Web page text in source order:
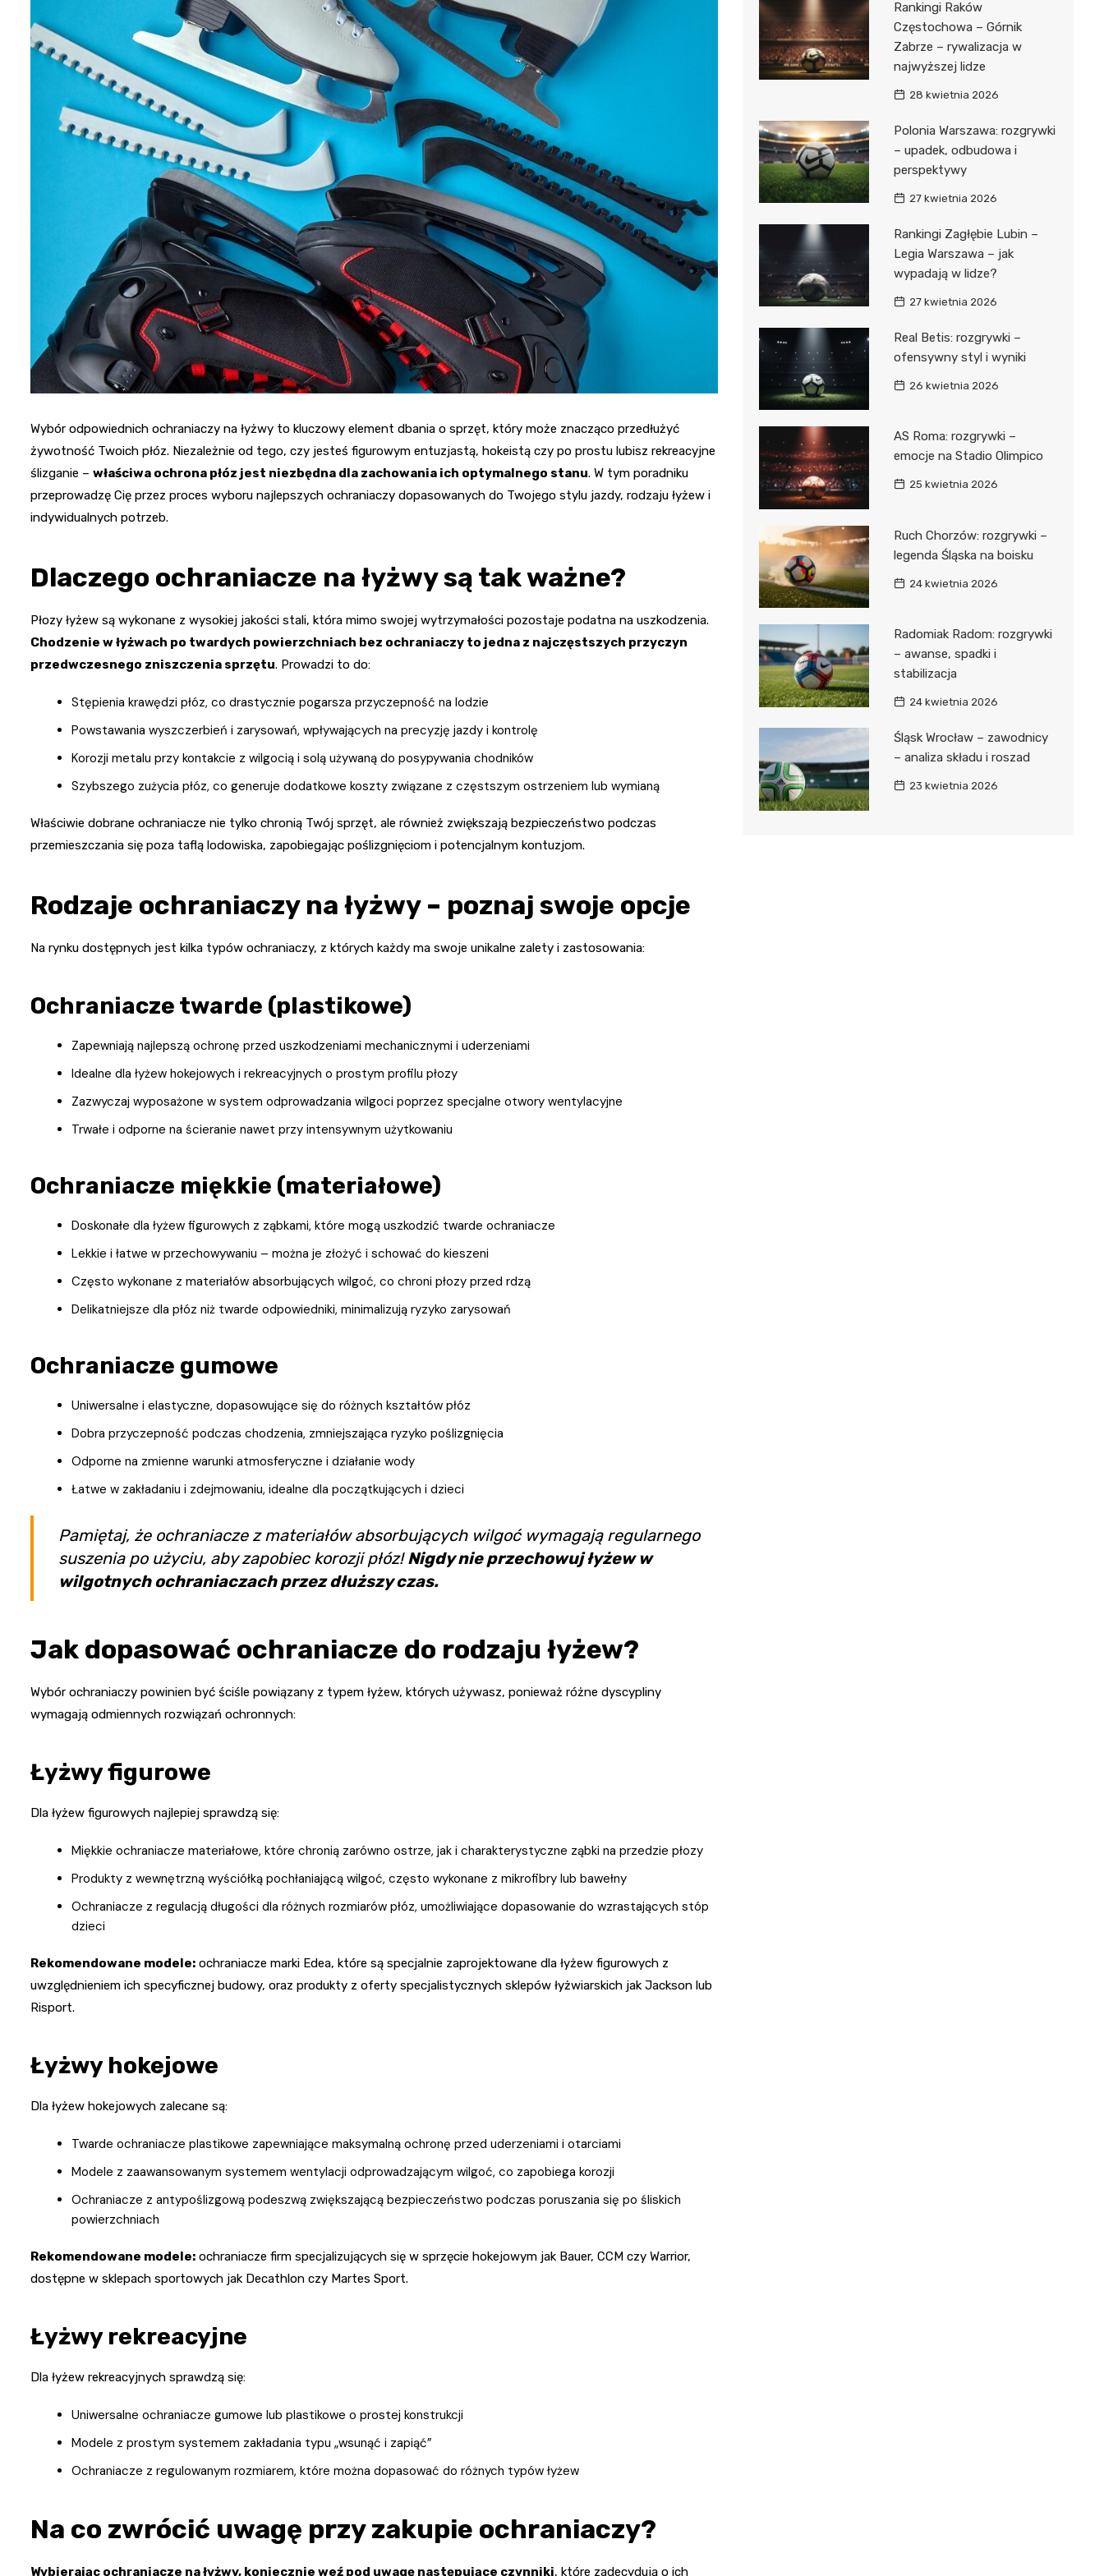
Wybór odpowiednich ochraniaczy na łyżwy to kluczowy element dbania o sprzęt, który może znacząco przedłużyć
żywotność Twoich płóz. Niezależnie od tego, czy jesteś figurowym entuzjastą, hokeistą czy po prostu lubisz rekreacyjne
ślizganie – właściwa ochrona płóz jest niezbędna dla zachowania ich optymalnego stanu. W tym poradniku
przeprowadzę Cię przez proces wyboru najlepszych ochraniaczy dopasowanych do Twojego stylu jazdy, rodzaju łyżew i
indywidualnych potrzeb.
Dlaczego ochraniacze na łyżwy są tak ważne?
Płozy łyżew są wykonane z wysokiej jakości stali, która mimo swojej wytrzymałości pozostaje podatna na uszkodzenia.
Chodzenie w łyżwach po twardych powierzchniach bez ochraniaczy to jedna z najczęstszych przyczyn
przedwczesnego zniszczenia sprzętu. Prowadzi to do:
Stępienia krawędzi płóz, co drastycznie pogarsza przyczepność na lodzie
Powstawania wyszczerbień i zarysowań, wpływających na precyzję jazdy i kontrolę
Korozji metalu przy kontakcie z wilgocią i solą używaną do posypywania chodników
Szybszego zużycia płóz, co generuje dodatkowe koszty związane z częstszym ostrzeniem lub wymianą
Właściwie dobrane ochraniacze nie tylko chronią Twój sprzęt, ale również zwiększają bezpieczeństwo podczas
przemieszczania się poza taflą lodowiska, zapobiegając poślizgnięciom i potencjalnym kontuzjom.
Rodzaje ochraniaczy na łyżwy – poznaj swoje opcje
Na rynku dostępnych jest kilka typów ochraniaczy, z których każdy ma swoje unikalne zalety i zastosowania:
Ochraniacze twarde (plastikowe)
Zapewniają najlepszą ochronę przed uszkodzeniami mechanicznymi i uderzeniami
Idealne dla łyżew hokejowych i rekreacyjnych o prostym profilu płozy
Zazwyczaj wyposażone w system odprowadzania wilgoci poprzez specjalne otwory wentylacyjne
Trwałe i odporne na ścieranie nawet przy intensywnym użytkowaniu
Ochraniacze miękkie (materiałowe)
Doskonałe dla łyżew figurowych z ząbkami, które mogą uszkodzić twarde ochraniacze
Lekkie i łatwe w przechowywaniu – można je złożyć i schować do kieszeni
Często wykonane z materiałów absorbujących wilgoć, co chroni płozy przed rdzą
Delikatniejsze dla płóz niż twarde odpowiedniki, minimalizują ryzyko zarysowań
Ochraniacze gumowe
Uniwersalne i elastyczne, dopasowujące się do różnych kształtów płóz
Dobra przyczepność podczas chodzenia, zmniejszająca ryzyko poślizgnięcia
Odporne na zmienne warunki atmosferyczne i działanie wody
Łatwe w zakładaniu i zdejmowaniu, idealne dla początkujących i dzieci
Pamiętaj, że ochraniacze z materiałów absorbujących wilgoć wymagają regularnego
suszenia po użyciu, aby zapobiec korozji płóz!Nigdy nie przechowuj łyżew w
wilgotnych ochraniaczach przez dłuższy czas.
Jak dopasować ochraniacze do rodzaju łyżew?
Wybór ochraniaczy powinien być ściśle powiązany z typem łyżew, których używasz, ponieważ różne dyscypliny
wymagają odmiennych rozwiązań ochronnych:
Łyżwy figurowe
Dla łyżew figurowych najlepiej sprawdzą się:
Miękkie ochraniacze materiałowe, które chronią zarówno ostrze, jak i charakterystyczne ząbki na przedzie płozy
Produkty z wewnętrzną wyściółką pochłaniającą wilgoć, często wykonane z mikrofibry lub bawełny
Ochraniacze z regulacją długości dla różnych rozmiarów płóz, umożliwiające dopasowanie do wzrastających stóp
dzieci
Rekomendowane modele: ochraniacze marki Edea, które są specjalnie zaprojektowane dla łyżew figurowych z
uwzględnieniem ich specyficznej budowy, oraz produkty z oferty specjalistycznych sklepów łyżwiarskich jak Jackson lub
Risport.
Łyżwy hokejowe
Dla łyżew hokejowych zalecane są:
Twarde ochraniacze plastikowe zapewniające maksymalną ochronę przed uderzeniami i otarciami
Modele z zaawansowanym systemem wentylacji odprowadzającym wilgoć, co zapobiega korozji
Ochraniacze z antypoślizgową podeszwą zwiększającą bezpieczeństwo podczas poruszania się po śliskich
powierzchniach
Rekomendowane modele: ochraniacze firm specjalizujących się w sprzęcie hokejowym jak Bauer, CCM czy Warrior,
dostępne w sklepach sportowych jak Decathlon czy Martes Sport.
Łyżwy rekreacyjne
Dla łyżew rekreacyjnych sprawdzą się:
Uniwersalne ochraniacze gumowe lub plastikowe o prostej konstrukcji
Modele z prostym systemem zakładania typu „wsunąć i zapiąć”
Ochraniacze z regulowanym rozmiarem, które można dopasować do różnych typów łyżew
Na co zwrócić uwagę przy zakupie ochraniaczy?
Wybierając ochraniacze na łyżwy, koniecznie weź pod uwagę następujące czynniki, które zadecydują o ich
Rankingi Raków
Częstochowa – Górnik
Zabrze – rywalizacja w
najwyższej lidze
28 kwietnia 2026
Polonia Warszawa: rozgrywki
– upadek, odbudowa i
perspektywy
27 kwietnia 2026
Rankingi Zagłębie Lubin –
Legia Warszawa – jak
wypadają w lidze?
27 kwietnia 2026
Real Betis: rozgrywki –
ofensywny styl i wyniki
26 kwietnia 2026
AS Roma: rozgrywki –
emocje na Stadio Olimpico
25 kwietnia 2026
Ruch Chorzów: rozgrywki –
legenda Śląska na boisku
24 kwietnia 2026
Radomiak Radom: rozgrywki
– awanse, spadki i
stabilizacja
24 kwietnia 2026
Śląsk Wrocław – zawodnicy
– analiza składu i roszad
23 kwietnia 2026